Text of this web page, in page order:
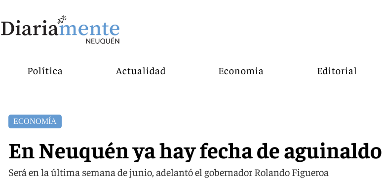
Política Actualidad Economia Editorial
ECONOMÍA
En Neuquén ya hay fecha de aguinaldo
Será en la última semana de junio, adelantó el gobernador Rolando Figueroa